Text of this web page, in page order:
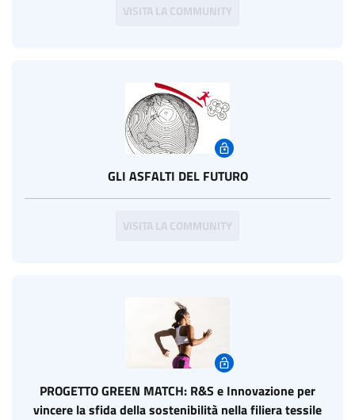
VISITA LA COMMUNITY
GLI ASFALTI DEL FUTURO
VISITA LA COMMUNITY
PROGETTO GREEN MATCH: R&S e Innovazione per
vincere la sfida della sostenibilità nella filiera tessile